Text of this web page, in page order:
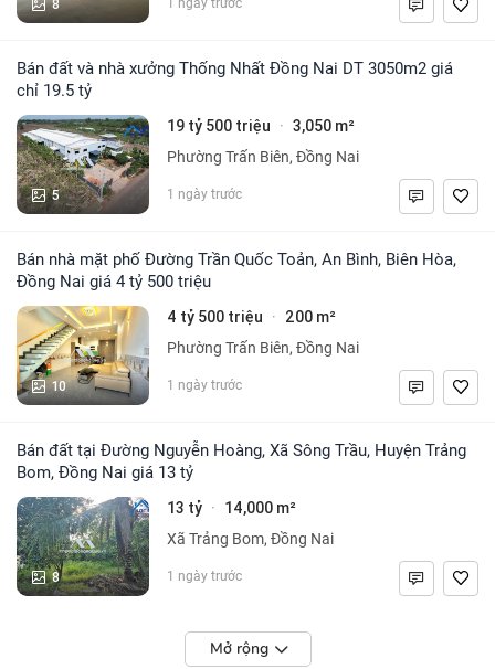
8
Bán đất và nhà xưởng Thống Nhất Đồng Nai DT 3050m2 giá
chỉ 19.5 tỷ
5
19 tỷ 500 triệu · 3,050 m²
Phường Trấn Biên, Đồng Nai
1 ngày trước
Bán nhà mặt phố Đường Trần Quốc Toản, An Bình, Biên Hòa,
Đồng Nai giá 4 tỷ 500 triệu
10
4 tỷ 500 triệu · 200 m²
Phường Trấn Biên, Đồng Nai
1 ngày trước
Bán đất tại Đường Nguyễn Hoàng, Xã Sông Trầu, Huyện Trảng
Bom, Đồng Nai giá 13 tỷ
8
13 tỷ · 14,000 m²
Xã Trảng Bom, Đồng Nai
1 ngày trước
Mở rộng